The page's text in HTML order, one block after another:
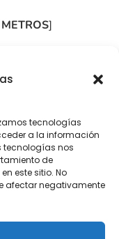
tecnologías
a la información
tecnologías nos
de
este sitio. No
afectar negativamente
METROS]